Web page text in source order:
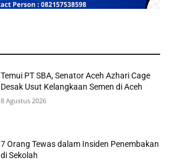
Temui PT SBA, Senator Aceh Azhari Cage
Desak Usut Kelangkaan Semen di Aceh
8 Agustus 2026
7 Orang Tewas dalam Insiden Penembakan
di Sekolah